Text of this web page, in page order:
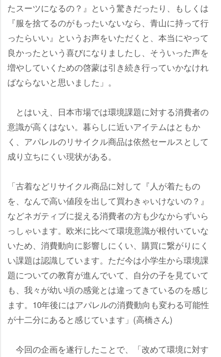
たスーツになるの？』という驚きだったり、もしくは
『服を捨てるのがもったいないなら、青山に持って行
ったらいい』というお声をいただくと、本当にやって
良かったという喜びになりましたし、そういった声を
増やしていくための啓蒙は引き続き行っていかなけれ
ばならないと思いました」。
とはいえ、日本市場では環境課題に対する消費者の
意識が高くはない。暮らしに近いアイテムはともか
く、アパレルのリサイクル商品は依然セールスとして
成り立ちにくい現状がある。
「古着などリサイクル商品に対して『人が着たもの
を、なんで高い値段を出して買わきゃいけないの？』
などネガティブに捉える消費者の方も少なからずいら
っしゃいます。欧米に比べて環境意識が根付いていな
いため、消費動向に影響しにくい、購買に繋がりにく
い課題は認識しています。ただ今は小学生から環境課
題についての教育が進んでいて、自分の子を見ていて
も、我々が幼い頃の感覚とは違ってきているのを感じ
ます。10年後にはアパレルの消費動向も変わる可能性
が十二分にあると感じています」(高橋さん)
今回の企画を遂行したことで、「改めて環境に対す